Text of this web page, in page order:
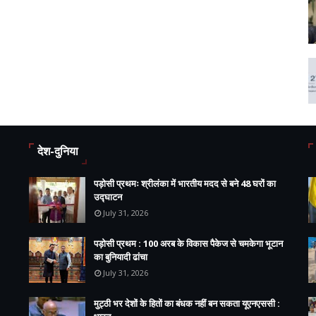
देश-दुनिया
पड़ोसी प्रथमः श्रीलंका में भारतीय मदद से बने 48 घरों का
उद्घाटन
July 31, 2026
पड़ोसी प्रथम : 100 अरब के विकास पैकेज से चमकेगा भूटान
का बुनियादी ढांचा
July 31, 2026
मुट्ठी भर देशों के हितों का बंधक नहीं बन सकता यूएनएससी :